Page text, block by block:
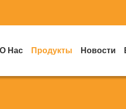
О Нас Продукты Новости